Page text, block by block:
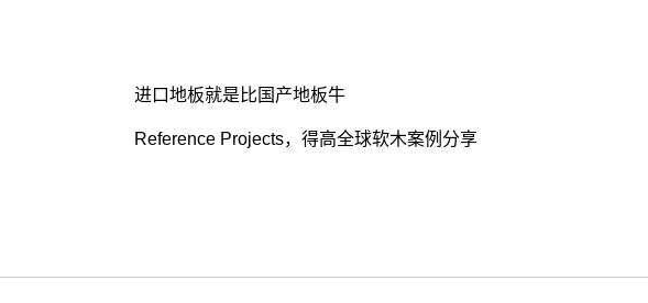
进口地板就是比国产地板牛
Reference Projects，得高全球软木案例分享